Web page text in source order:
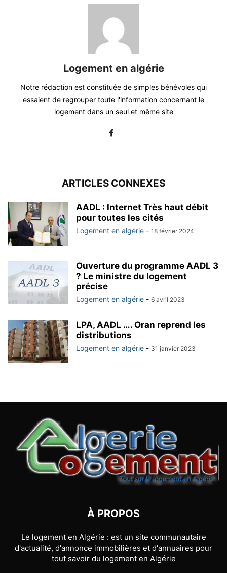
Logement en algérie
Notre rédaction est constituée de simples bénévoles qui
essaient de regrouper toute l'information concernant le
logement dans un seul et même site
ARTICLES CONNEXES
AADL : Internet Très haut débit
pour toutes les cités
Logement en algérie - 18 février 2024
Ouverture du programme AADL 3
? Le ministre du logement
précise
Logement en algérie - 6 avril 2023
LPA, AADL …. Oran reprend les
distributions
Logement en algérie - 31 janvier 2023
À PROPOS
Le logement en Algérie : est un site communautaire
d'actualité, d'annonce immobilières et d'annuaires pour
tout savoir du logement en Algérie